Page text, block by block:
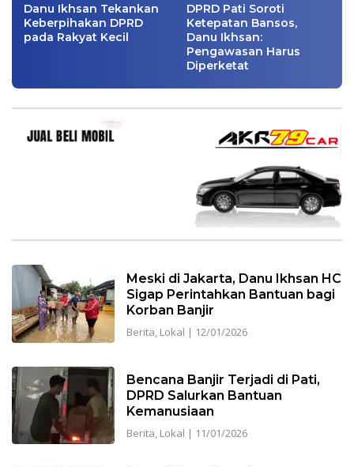
Danu Ikhsan Tekankan
Keberpihakan DPRD
pada Rakyat Kecil
DPRD Pati Soroti
Ketepatan Bansos,
Danu Ikhsan:
Pengawasan Harus
Diperketat
Meski di Jakarta, Danu Ikhsan HC
Sigap Perintahkan Bantuan bagi
Korban Banjir
Berita, Lokal | 12/01/2026
Bencana Banjir Terjadi di Pati,
DPRD Salurkan Bantuan
Kemanusiaan
Berita, Lokal | 11/01/2026